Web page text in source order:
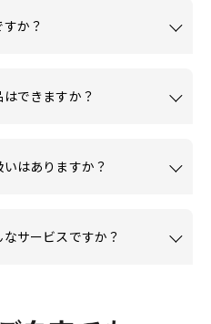
か？
できますか？
はありますか？
サービスですか？